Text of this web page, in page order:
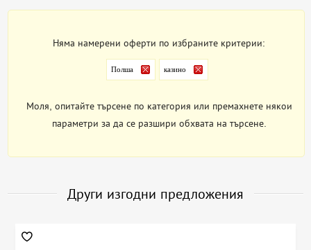
Няма намерени оферти по избраните критерии:
Полша казино
Моля, опитайте търсене по категория или премахнете някои
параметри за да се разшири обхвата на търсене.
Други изгодни предложения